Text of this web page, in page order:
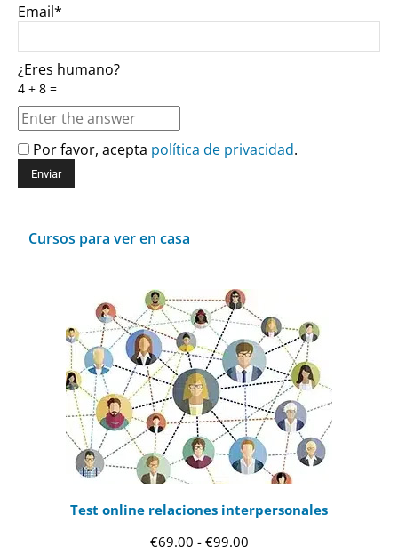
Email*
¿Eres humano?
4 + 8 =
Por favor, acepta política de privacidad.
Cursos para ver en casa
Test online relaciones interpersonales
€69.00 - €99.00Rango